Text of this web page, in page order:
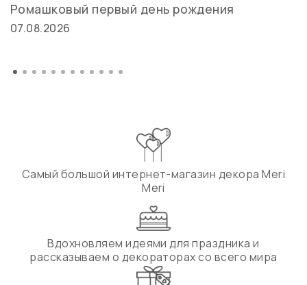
Ромашковый первый день рождения
07.08.2026
Самый большой интернет-магазин декора Meri
Meri
Вдохновляем идеями для праздника и
рассказываем о декораторах со всего мира